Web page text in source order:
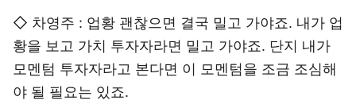
◇ 차영주 : 업황 괜찮으면 결국 밀고 가야죠. 내가 업
황을 보고 가치 투자자라면 밀고 가야죠. 단지 내가
모멘텀 투자자라고 본다면 이 모멘텀을 조금 조심해
야 될 필요는 있죠.